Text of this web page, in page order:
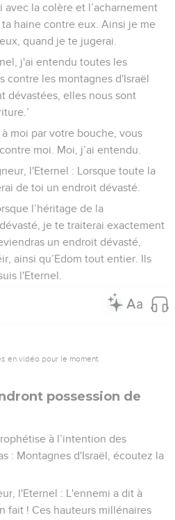
avec la colère et l’acharnement
haine contre eux. Ainsi je me
quand je te jugerai.
j'ai entendu toutes les
contre les montagnes d'Israël
dévastées, elles nous sont
moi par votre bouche, vous
moi. Moi, j’ai entendu.
l'Eternel : Lorsque toute la
de toi un endroit dévasté.
l’héritage de la
je te traiterai exactement
un endroit dévasté,
ainsi qu’Edom tout entier. Ils
l'Eternel.
en vidéo pour le moment.
possession de
à l’intention des
: Montagnes d'Israël, écoutez la
l'Eternel : L'ennemi a dit à
fait ! Ces hauteurs millénaires